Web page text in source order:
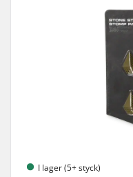
I lager (5+ styck)